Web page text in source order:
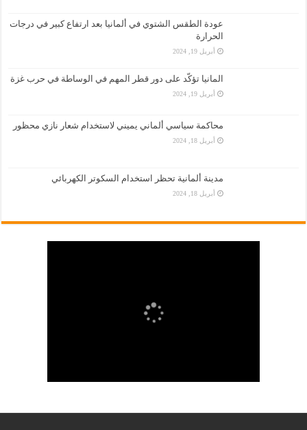
عودة الطقس الشتوي في ألمانيا بعد ارتفاع كبير في درجات
الحرارة
أبريل 19, 2024
المانيا تؤكّد على دور قطر المهم في الوساطة في حرب غزة
أبريل 19, 2024
محاكمة سياسي ألماني يميني لاستخدام شعار نازي محظور
أبريل 18, 2024
مدينة ألمانية تحظر استخدام السكوتر الكهربائي
أبريل 18, 2024